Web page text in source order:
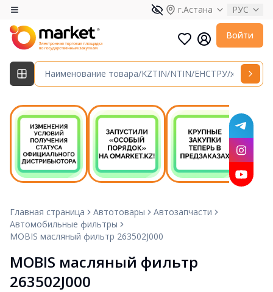
г.Астана РУС
Войти
Главная страница Автотовары
Автозапчасти
Автомобильные фильтры
MOBIS масляный фильтр 263502J000
MOBIS масляный фильтр
263502J000